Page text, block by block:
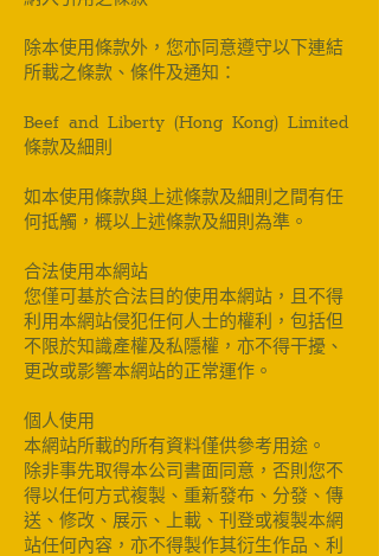
除本使用條款外，您亦同意遵守以下連結
所載之條款、條件及通知：
Beef and Liberty (Hong Kong) Limited
條款及細則
如本使用條款與上述條款及細則之間有任
何抵觸，概以上述條款及細則為準。
合法使用本網站
您僅可基於合法目的使用本網站，且不得
利用本網站侵犯任何人士的權利，包括但
不限於知識產權及私隱權，亦不得干擾、
更改或影響本網站的正常運作。
個人使用
本網站所載的所有資料僅供參考用途。
除非事先取得本公司書面同意，否則您不
得以任何方式複製、重新發布、分發、傳
送、修改、展示、上載、刊登或複製本網
站任何內容，亦不得製作其衍生作品、利